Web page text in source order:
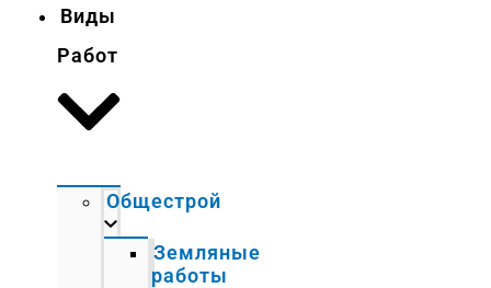
Виды
Работ
Общестрой
Земляные
работы